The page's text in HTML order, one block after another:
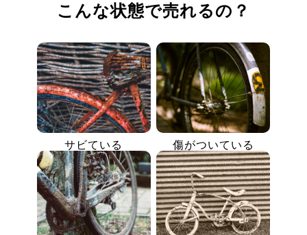
こんな状態で売れるの？
サビている 傷がついている